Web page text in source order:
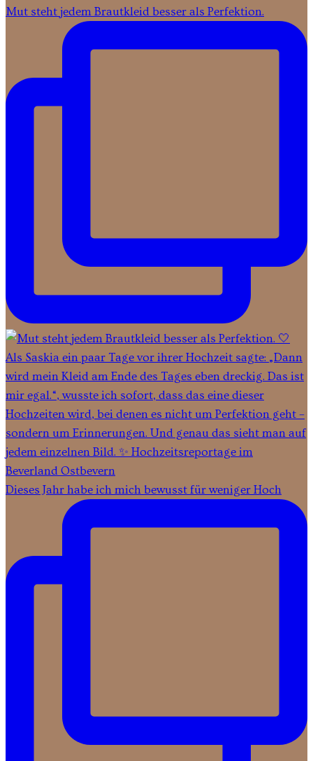
Mut steht jedem Brautkleid besser als Perfektion.
Dieses Jahr habe ich mich bewusst für weniger Hoch